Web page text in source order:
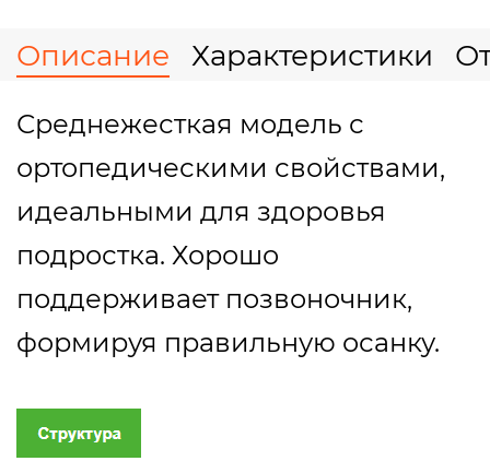
Описание Характеристики
Среднежесткая модель с
ортопедическими свойствами,
идеальными для здоровья
подростка. Хорошо
поддерживает позвоночник,
формируя правильную осанку.